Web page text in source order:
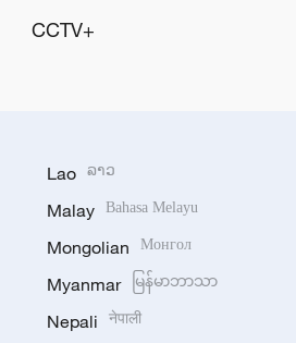
CCTV+
Lao ລາວ
Malay Bahasa Melayu
Mongolian Монгол
Myanmar မြန်မာဘာသာ
Nepali नेपाली